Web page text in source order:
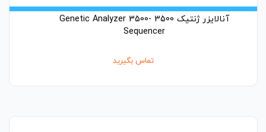
آنالایزر ژنتیک 3500 -3500 Genetic Analyzer
Sequencer
تماس بگیرید